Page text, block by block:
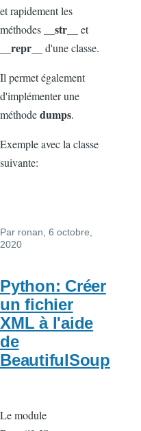
et rapidement les
méthodes
__str__ et
__repr__ d'une classe.
Il permet également
d'implémenter une
méthodedumps.
Exemple avec la classe
suivante:
Par ronan , 6 octobre,
2020
Python: Créer
un fichier
XML à l'aide
de
BeautifulSoup
Le module